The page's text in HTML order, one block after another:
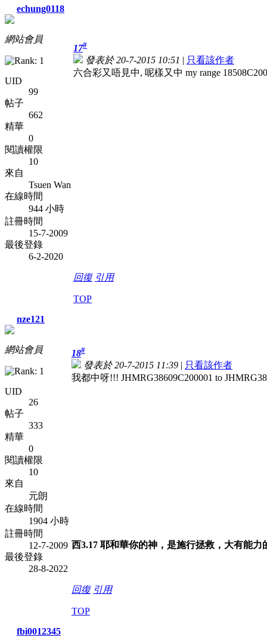
echung0118
網站會員
UID
99
帖子
662
精華
0
閱讀權限
10
來自
Tsuen Wan
在線時間
944 小時
註冊時間
15-7-2009
最後登錄
6-2-2020
17#
發表於 20-7-2015 10:51 | 只看該作者
六合彩又唔見中, 呢樣又中 my range
回復 引用
TOP
nze121
網站會員
UID
26
帖子
333
精華
0
閱讀權限
10
來自
元朗
在線時間
1904 小時
註冊時間
12-7-2009
最後登錄
28-8-2022
18#
發表於 20-7-2015 11:39 | 只看該作者
我都中呀!!! JHMRG38609C200001 to
西3.17 耶和華你的神，是施行拯救，大有能
回復 引用
TOP
fbi0012345